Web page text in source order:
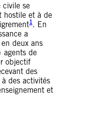
civile se
hostile et à de
1. En
a
deux ans
agents de
objectif
des
des activités
et